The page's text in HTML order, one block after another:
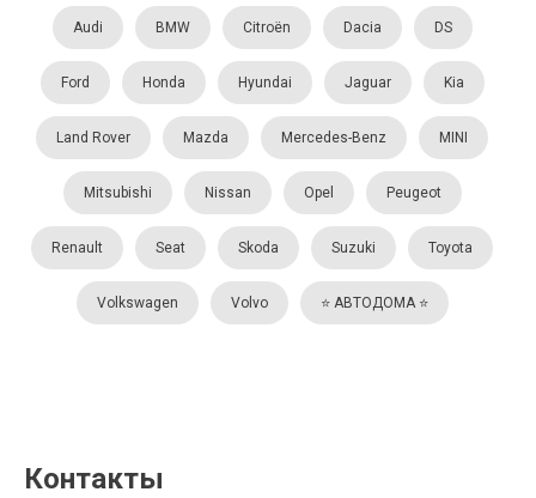
Audi BMW Citroën Dacia DS
Ford Honda Hyundai Jaguar Kia
Land Rover Mazda Mercedes-Benz MINI
Mitsubishi Nissan Opel Peugeot
Renault Seat Skoda Suzuki Toyota
Volkswagen Volvo ⭐️ АВТОДОМА ⭐️
Контакты